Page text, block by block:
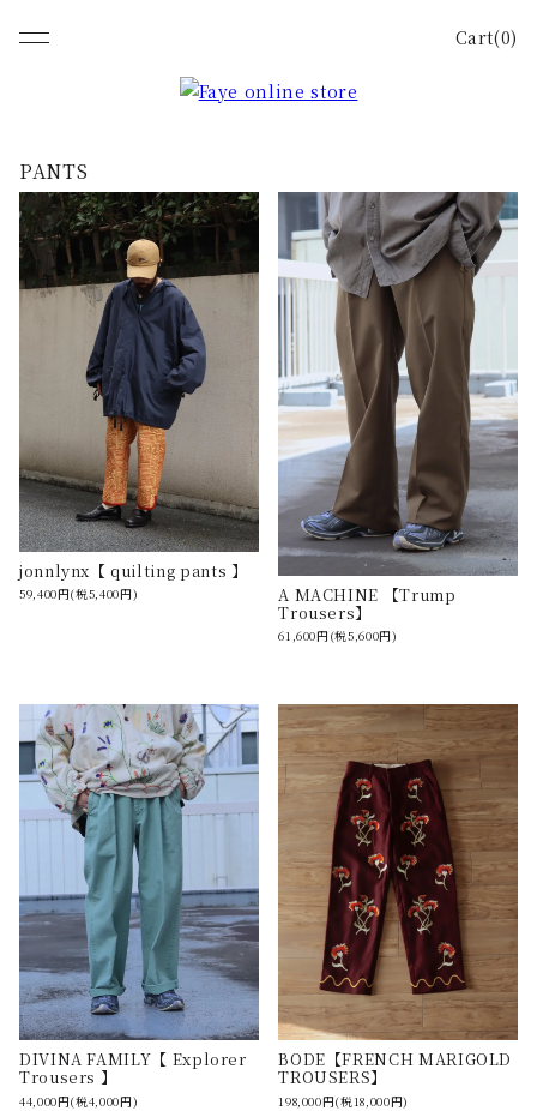
Cart(0)
PANTS
jonnlynx【 quilting pants 】
59,400円(税5,400円) A MACHINE 【Trump
Trousers】
61,600円(税5,600円)
DIVINA FAMILY【 Explorer
Trousers 】
44,000円(税4,000円)
BODE【FRENCH MARIGOLD
TROUSERS】
198,000円(税18,000円)